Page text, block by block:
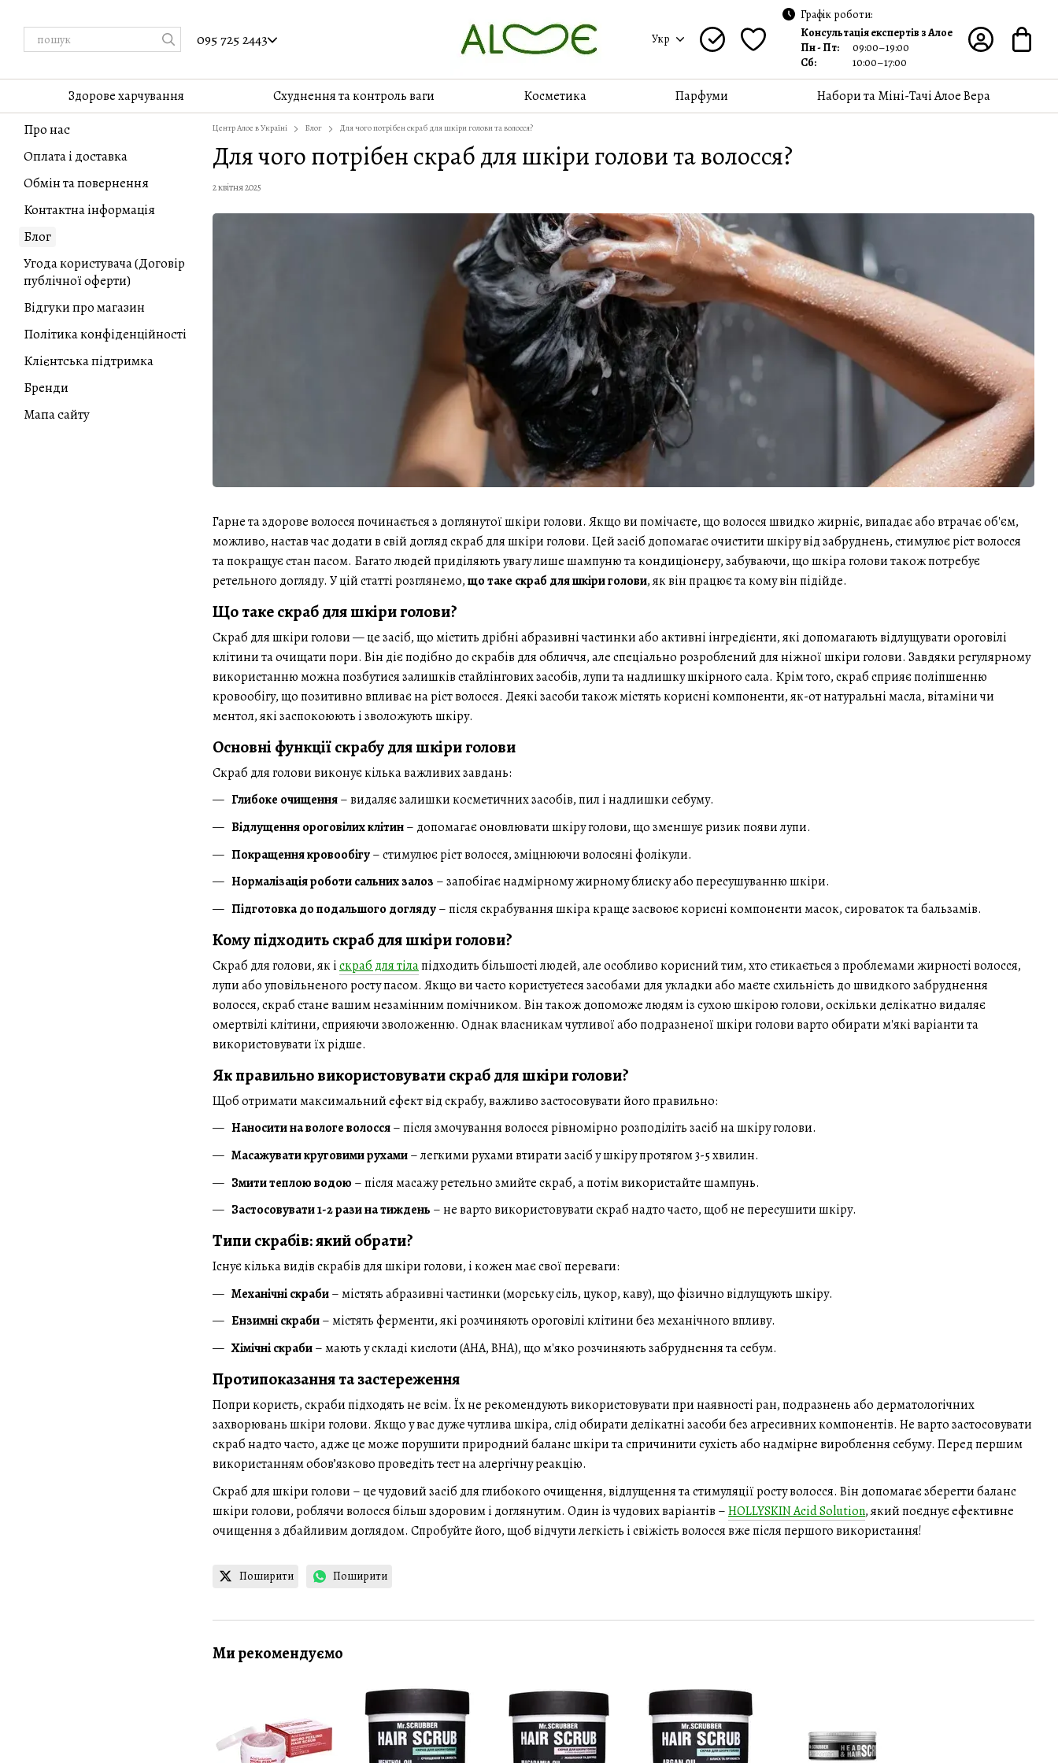
095 725 2443 Укр
Графік роботи:
Консультація експертів з Алое
Пн - Пт:
09:00–19:00
Сб:
10:00–17:00
Здорове харчування Cхуднення та контроль ваги Косметика Парфуми Набори та Міні-Тачі Алое Вера
Центр Алое в Україні Блог Для чого потрібен скраб для шкіри голови та волосся?
Для чого потрібен скраб для шкіри голови та волосся?
2 квітня 2025
Гарне та здорове волосся починається з доглянутої шкіри голови. Якщо ви помічаєте, що волосся швидко жирніє, випадає або втрачає об'єм,
можливо, настав час додати в свій догляд скраб для шкіри голови. Цей засіб допомагає очистити шкіру від забруднень, стимулює ріст волосся
та покращує стан пасом. Багато людей приділяють увагу лише шампуню та кондиціонеру, забуваючи, що шкіра голови також потребує
ретельного догляду. У цій статті розглянемо,що таке скраб для шкіри голови, як він працює та кому він підійде.
Що таке скраб для шкіри голови?
Скраб для шкіри голови — це засіб, що містить дрібні абразивні частинки або активні інгредієнти, які допомагають відлущувати ороговілі
клітини та очищати пори. Він діє подібно до скрабів для обличчя, але спеціально розроблений для ніжної шкіри голови. Завдяки регулярному
використанню можна позбутися залишків стайлінгових засобів, лупи та надлишку шкірного сала. Крім того, скраб сприяє поліпшенню
кровообігу, що позитивно впливає на ріст волосся. Деякі засоби також містять корисні компоненти, як-от натуральні масла, вітаміни чи
ментол, які заспокоюють і зволожують шкіру.
Основні функції скрабу для шкіри голови
Скраб для голови виконує кілька важливих завдань:
Глибоке очищення– видаляє залишки косметичних засобів, пил і надлишки себуму.
Відлущення ороговілих клітин– допомагає оновлювати шкіру голови, що зменшує ризик появи лупи.
Покращення кровообігу– стимулює ріст волосся, зміцнюючи волосяні фолікули.
Нормалізація роботи сальних залоз – запобігає надмірному жирному блиску або пересушуванню шкіри.
Підготовка до подальшого догляду– після скрабування шкіра краще засвоює корисні компоненти масок, сироваток та бальзамів.
Кому підходить скраб для шкіри голови?
Скраб для голови, як іскраб для тілапідходить більшості людей, але особливо корисний тим, хто стикається з проблемами жирності волосся,
лупи або уповільненого росту пасом. Якщо ви часто користуєтеся засобами для укладки або маєте схильність до швидкого забруднення
волосся, скраб стане вашим незамінним помічником. Він також допоможе людям із сухою шкірою голови, оскільки делікатно видаляє
омертвілі клітини, сприяючи зволоженню. Однак власникам чутливої або подразненої шкіри голови варто обирати м'які варіанти та
використовувати їх рідше.
Як правильно використовувати скраб для шкіри голови?
Щоб отримати максимальний ефект від скрабу, важливо застосовувати його правильно:
Наносити на вологе волосся– після змочування волосся рівномірно розподіліть засіб на шкіру голови.
Масажувати круговими рухами– легкими рухами втирати засіб у шкіру протягом 3-5 хвилин.
Змити теплою водою – після масажу ретельно змийте скраб, а потім використайте шампунь.
Застосовувати 1-2 рази на тиждень – не варто використовувати скраб надто часто, щоб не пересушити шкіру.
Типи скрабів: який обрати?
Існує кілька видів скрабів для шкіри голови, і кожен має свої переваги:
Механічні скраби– містять абразивні частинки (морську сіль, цукор, каву), що фізично відлущують шкіру.
Ензимні скраби– містять ферменти, які розчиняють ороговілі клітини без механічного впливу.
Хімічні скраби– мають у складі кислоти (AHA, BHA), що м'яко розчиняють забруднення та себум.
Протипоказання та застереження
Попри користь, скраби підходять не всім. Їх не рекомендують використовувати при наявності ран, подразнень або дерматологічних
захворювань шкіри голови. Якщо у вас дуже чутлива шкіра, слід обирати делікатні засоби без агресивних компонентів. Не варто застосовувати
скраб надто часто, адже це може порушити природний баланс шкіри та спричинити сухість або надмірне вироблення себуму. Перед першим
використанням обов’язково проведіть тест на алергічну реакцію.
Скраб для шкіри голови – це чудовий засіб для глибокого очищення, відлущення та стимуляції росту волосся. Він допомагає зберегти баланс
шкіри голови, роблячи волосся більш здоровим і доглянутим. Один із чудових варіантів –HOLLYSKIN Acid Solution, який поєднує ефективне
очищення з дбайливим доглядом. Спробуйте його, щоб відчути легкість і свіжість волосся вже після першого використання!
Поширити Поширити
Ми рекомендуємо
Про нас
Оплата і доставка
Обмін та повернення
Контактна інформація
Блог
Угода користувача (Договір
публічної оферти)
Відгуки про магазин
Політика конфіденційності
Клієнтська підтримка
Бренди
Мапа сайту